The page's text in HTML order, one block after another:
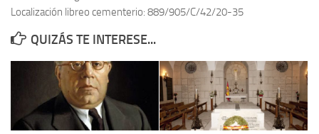
Memoria Histórica
Investigación previa de la represión en Talavera de la Reina (1937-
1947).
Informe Represión en Toledo 1936-1947 | Buscador
Localización libreo cementerio: 889/905/C/42/20-35
QUIZÁS TE INTERESE...